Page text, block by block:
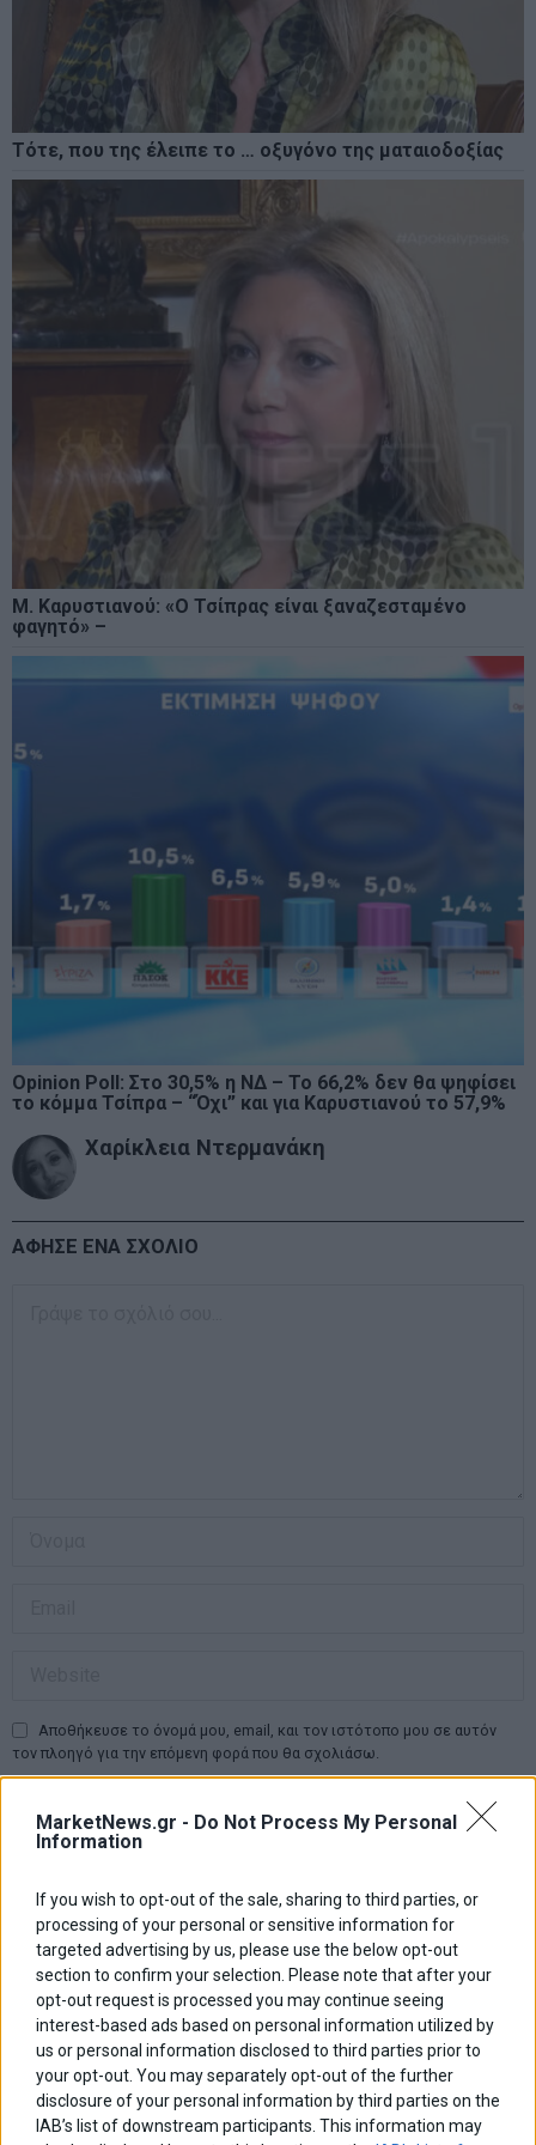
MarketNews.gr - Do Not Process My Personal
Information
If you wish to opt-out of the sale, sharing to third parties, or
processing of your personal or sensitive information for
targeted advertising by us, please use the below opt-out
section to confirm your selection. Please note that after your
opt-out request is processed you may continue seeing
interest-based ads based on personal information utilized by
us or personal information disclosed to third parties prior to
your opt-out. You may separately opt-out of the further
disclosure of your personal information by third parties on the
IAB’s list of downstream participants. This information may
Τότε, που της έλειπε το … οξυγόνο της ματαιοδοξίας
Μ. Καρυστιανού: «Ο Τσίπρας είναι ξαναζεσταμένο
φαγητό» –
Opinion Poll: Στο 30,5% η ΝΔ – Το 66,2% δεν θα ψηφίσει
το κόμμα Τσίπρα – “Όχι” και για Καρυστιανού το 57,9%
Χαρίκλεια Ντερμανάκη
ΑΦΗΣΕ ΕΝΑ ΣΧΟΛΙΟ
Αποθήκευσε το όνομά μου, email, και τον ιστότοπο μου σε αυτόν
τον πλοηγό για την επόμενη φορά που θα σχολιάσω.
άρθρων
post:
Απορρίφθηκε με 155
ψήφους η πρόταση ΠΑΣΟΚ
για Εξεταστική στην
υπόθεση υποκλοπών
Μ. Νεγρεπόντη – Δελιβάνη:
«Μην αντιμετωπίζουμε την
δραχμή σαν μπαμπούλα»
ΑΡΘΡΟΓΡΑΦΟΙ
Ελευθερία Κούρταλη
Οι «τιμωροί» των ομολόγων επέστρεψαν